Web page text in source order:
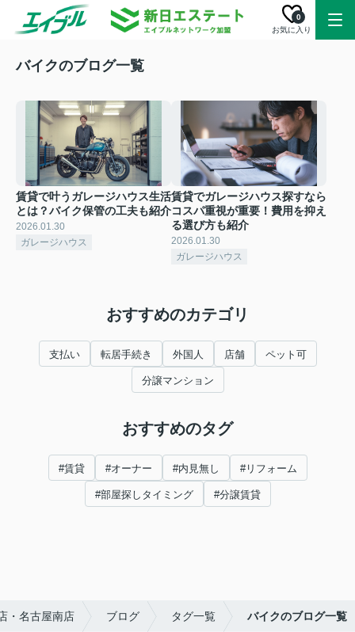
お気に入り
0
バイクのブログ一覧
賃貸で叶うガレージハウス生活
とは？バイク保管の工夫も紹介
2026.01.30
ガレージハウス
賃貸でガレージハウス探すなら
コスパ重視が重要！費用を抑え
る選び方も紹介
2026.01.30
ガレージハウス
おすすめのカテゴリ
支払い 転居手続き 外国人 店舗 ペット可
分譲マンション
おすすめのタグ
#賃貸 #オーナー #内見無し #リフォーム
#部屋探しタイミング #分譲賃貸
・名古屋南店 ブログ タグ一覧 バイクのブログ一覧